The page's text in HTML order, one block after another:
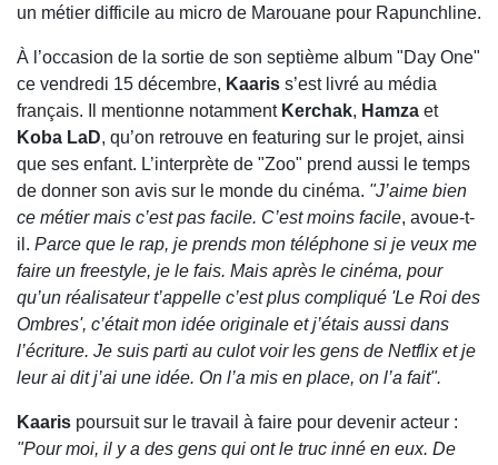
un métier difficile au micro de Marouane pour Rapunchline.
À l’occasion de la sortie de son septième album "Day One"
ce vendredi 15 décembre, Kaaris s’est livré au média
français. Il mentionne notamment Kerchak, Hamza et
Koba LaD, qu’on retrouve en featuring sur le projet, ainsi
que ses enfant. L’interprète de "Zoo" prend aussi le temps
de donner son avis sur le monde du cinéma. "J’aime bien
ce métier mais c’est pas facile. C’est moins facile, avoue-t-
il. Parce que le rap, je prends mon téléphone si je veux me
faire un freestyle, je le fais. Mais après le cinéma, pour
qu’un réalisateur t’appelle c’est plus compliqué 'Le Roi des
Ombres', c’était mon idée originale et j’étais aussi dans
l’écriture. Je suis parti au culot voir les gens de Netflix et je
leur ai dit j’ai une idée. On l’a mis en place, on l’a fait".
Kaaris poursuit sur le travail à faire pour devenir acteur :
"Pour moi, il y a des gens qui ont le truc inné en eux. De